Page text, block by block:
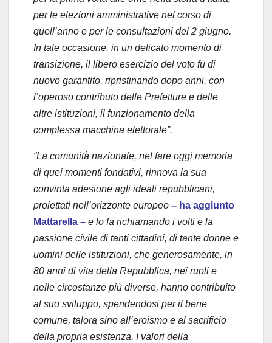
per le elezioni amministrative nel corso di
quell’anno e per le consultazioni del 2 giugno.
In tale occasione, in un delicato momento di
transizione, il libero esercizio del voto fu di
nuovo garantito, ripristinando dopo anni, con
l’operoso contributo delle Prefetture e delle
altre istituzioni, il funzionamento della
complessa macchina elettorale”.
“La comunità nazionale, nel fare oggi memoria
di quei momenti fondativi, rinnova la sua
convinta adesione agli ideali repubblicani,
proiettati nell’orizzonte europeo – ha aggiunto
Mattarella – e lo fa richiamando i volti e la
passione civile di tanti cittadini, di tante donne e
uomini delle istituzioni, che generosamente, in
80 anni di vita della Repubblica, nei ruoli e
nelle circostanze più diverse, hanno contribuito
al suo sviluppo, spendendosi per il bene
comune, talora sino all’eroismo e al sacrificio
della propria esistenza. I valori della